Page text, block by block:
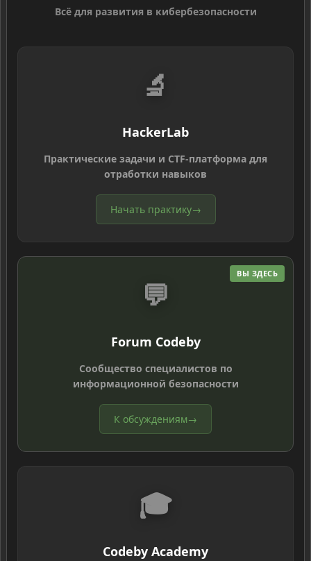
Всё для развития в кибербезопасности
🔬
HackerLab
Практические задачи и CTF-платформа для
отработки навыков
Начать практику→
ВЫ ЗДЕСЬ
💬
Forum Codeby
Сообщество специалистов по
информационной безопасности
К обсуждениям→
🎓
Codeby Academy